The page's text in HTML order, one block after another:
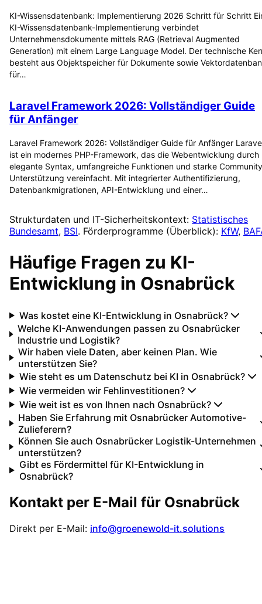
KI-Wissensdatenbank: Implementierung 2026 Schritt für Schritt
KI-Wissensdatenbank-Implementierung verbindet
Unternehmensdokumente mittels RAG (Retrieval Augmented
Generation) mit einem Large Language Model. Der technische
besteht aus Objektspeicher für Dokumente sowie
für…
Laravel Framework 2026: Vollständiger Guide
für Anfänger
Laravel Framework 2026: Vollständiger Guide für Anfänger
ist ein modernes PHP-Framework, das die Webentwicklung durch
elegante Syntax, umfangreiche Funktionen und starke
Unterstützung vereinfacht. Mit integrierter Authentifizierung,
Datenbankmigrationen, API-Entwicklung und einer…
Strukturdaten und IT-Sicherheitskontext: Statistisches
Bundesamt, BSI. Förderprogramme (Überblick): KfW,
Häufige Fragen zu KI-
Entwicklung in Osnabrück
Was kostet eine KI-Entwicklung in Osnabrück?
Welche KI-Anwendungen passen zu Osnabrücker
Industrie und Logistik?
Wir haben viele Daten, aber keinen Plan. Wie
unterstützen Sie?
Wie steht es um Datenschutz bei KI in Osnabrück?
Wie vermeiden wir Fehlinvestitionen?
Wie weit ist es von Ihnen nach Osnabrück?
Haben Sie Erfahrung mit Osnabrücker Automotive-
Zulieferern?
Können Sie auch Osnabrücker Logistik-Unternehmen
unterstützen?
Gibt es Fördermittel für KI-Entwicklung in
Osnabrück?
Kontakt per E-Mail für Osnabrück
Direkt per E-Mail: info@groenewold-it.solutions